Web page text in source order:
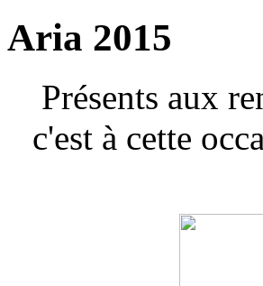
Aria 2015
Présents aux
c'est à cette